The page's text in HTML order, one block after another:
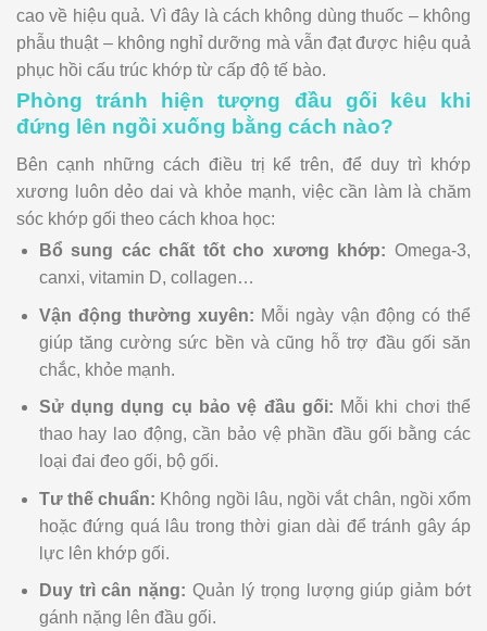
cao về hiệu quả. Vì đây là cách không dùng thuốc – không
phẫu thuật– không nghỉ dưỡng mà vẫn đạt được hiệu quả
phục hồi cấu trúc khớp từ cấp độ tế bào.
Phòng tránh hiện tượng đầu gối kêu khi
đứng lên ngồi xuống bằng cách nào?
Bên cạnh những cách điều trị kể trên, để duy trì khớp
xương luôn dẻo dai và khỏe mạnh, việc cần làm là chăm
sóc khớp gối theo cách khoa học:
Bổ sung các chất tốt cho xương khớp: Omega-3,
canxi, vitamin D, collagen…
Vận động thường xuyên: Mỗi ngày vận động có thể
giúp tăng cường sức bền và cũng hỗ trợ đầu gối săn
chắc, khỏe mạnh.
Sử dụng dụng cụ bảo vệ đầu gối: Mỗi khi chơi thể
thao hay lao động, cần bảo vệ phần đầu gối bằng các
loại đai đeo gối, bộ gối.
Tư thế chuẩn: Không ngồi lâu, ngồi vắt chân, ngồi xổm
hoặc đứng quá lâu trong thời gian dài để tránh gây áp
lực lên khớp gối.
Duy trì cân nặng: Quản lý trọng lượng giúp giảm bớt
gánh nặng lên đầu gối.